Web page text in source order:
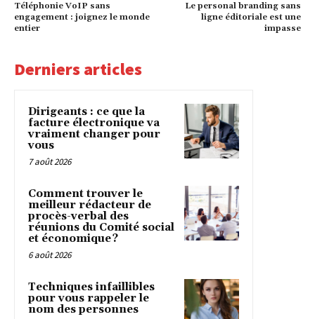
Téléphonie VoIP sans
engagement : joignez le monde
entier
Le personal branding sans
ligne éditoriale est une
impasse
Derniers articles
Dirigeants : ce que la
facture électronique va
vraiment changer pour
vous
7 août 2026
Comment trouver le
meilleur rédacteur de
procès-verbal des
réunions du Comité social
et économique ?
6 août 2026
Techniques infaillibles
pour vous rappeler le
nom des personnes